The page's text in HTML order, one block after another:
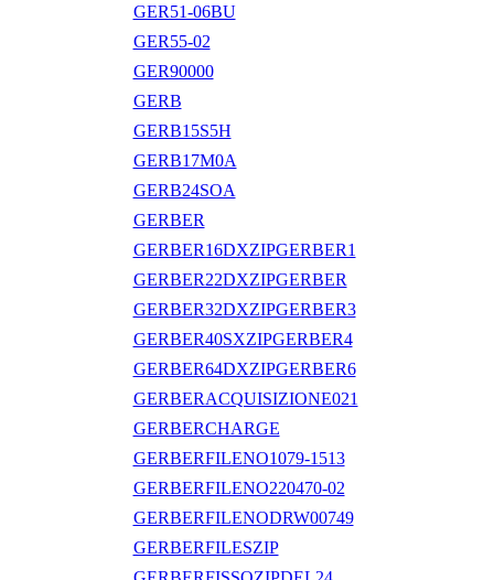
GER51-06BU
GER55-02
GER90000
GERB
GERB15S5H
GERB17M0A
GERB24SOA
GERBER
GERBER16DXZIPGERBER1
GERBER22DXZIPGERBER
GERBER32DXZIPGERBER3
GERBER40SXZIPGERBER4
GERBER64DXZIPGERBER6
GERBERACQUISIZIONE021
GERBERCHARGE
GERBERFILENO1079-1513
GERBERFILENO220470-02
GERBERFILENODRW00749
GERBERFILESZIP